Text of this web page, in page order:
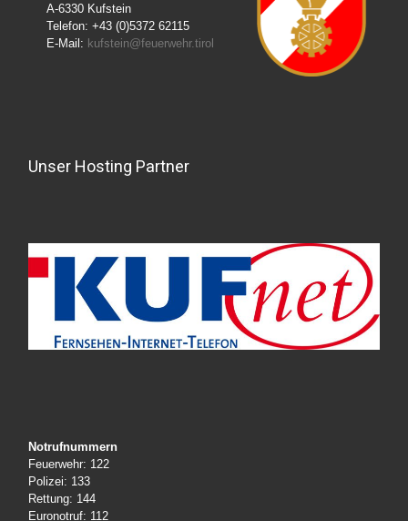
A-6330 Kufstein
Telefon: +43 (0)5372 62115
E-Mail: kufstein@feuerwehr.tirol
Unser Hosting Partner
Notrufnummern
Feuerwehr: 122
Polizei: 133
Rettung: 144
Euronotruf: 112